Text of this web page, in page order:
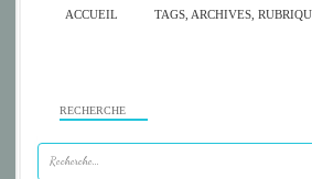
ACCUEIL TAGS, ARCHIVES,
RECHERCHE